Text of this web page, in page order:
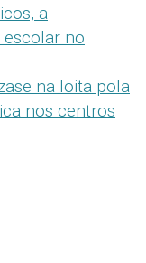
a
no
na loita pola
nos centros